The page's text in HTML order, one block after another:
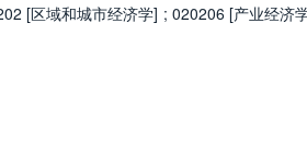
[区域和城市经济学] ; 020206 [产业经济